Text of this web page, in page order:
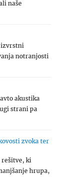
naše
izvrstni
notranjosti
akustika
strani pa
zvoka ter
rešitve, ki
hrupa,